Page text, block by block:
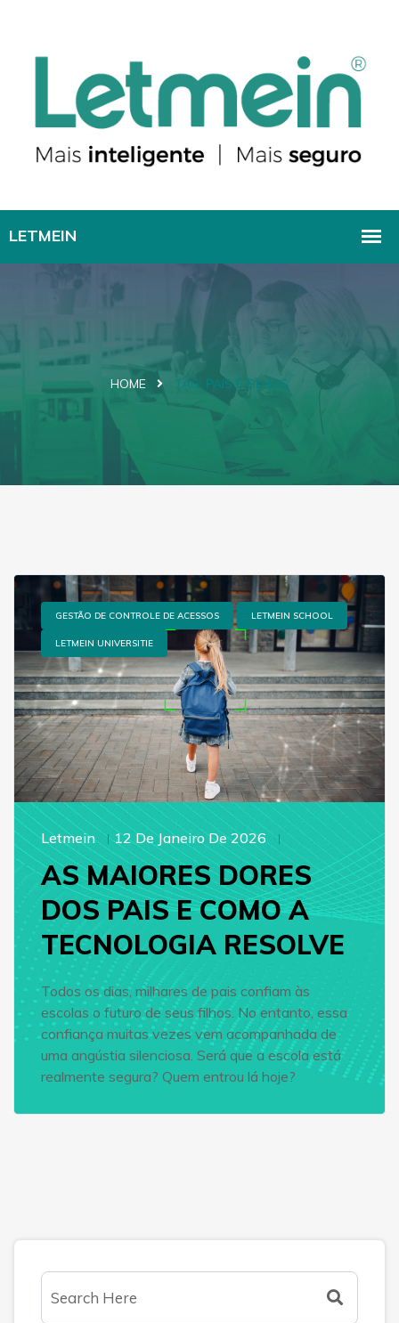
HOME TAG: PAIS E FILHOS
GESTÃO DE CONTROLE DE ACESSOS LETMEIN SCHOOL
LETMEIN UNIVERSITIE
Letmein 12 De Janeiro De 2026
AS MAIORES DORES
DOS PAIS E COMO A
TECNOLOGIA RESOLVE
Todos os dias, milhares de pais confiam às
escolas o futuro de seus filhos. No entanto, essa
confiança muitas vezes vem acompanhada de
uma angústia silenciosa. Será que a escola está
realmente segura? Quem entrou lá hoje?